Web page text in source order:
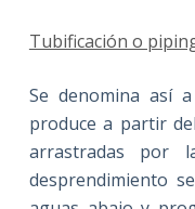
Tubificación o
Se denomina así
produce a partir
arrastradas por
desprendimiento